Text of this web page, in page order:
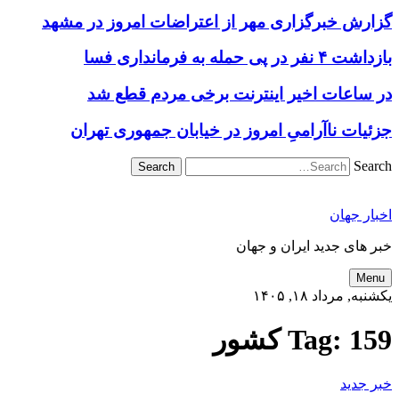
گزارش خبرگزاری مهر از اعتراضات امروز در مشهد
بازداشت ۴ نفر در پی حمله به فرمانداری فسا
در ساعات اخیر اینترنت برخی مردم قطع شد
جزئیات ناآرامیِ امروز در خیابان جمهوری تهران
Search
اخبار جهان
خبر های جدید ایران و جهان
Menu
یکشنبه, مرداد ۱۸, ۱۴۰۵
Tag: 159 کشور
خبر جدید